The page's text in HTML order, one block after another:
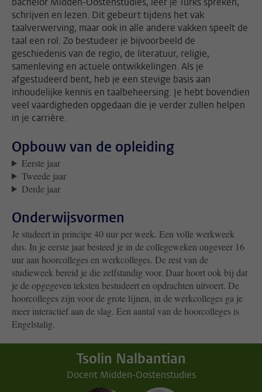
schrijven en lezen. Dit gebeurt tijdens het vak
taalverwerving, maar ook in alle andere vakken speelt de
taal een rol. Zo bestudeer je bijvoorbeeld de
geschiedenis van de regio, de literatuur, religie,
samenleving en actuele ontwikkelingen. Als je
afgestudeerd bent, heb je een stevige basis aan
inhoudelijke kennis en taalbeheersing. Je hebt bovendien
veel vaardigheden opgedaan die je verder zullen helpen
in je carrière.
Opbouw van de opleiding
Eerste jaar
Tweede jaar
Derde jaar
Onderwijsvormen
Je studeert in principe 40 uur per week. Een volle werkweek
dus. In je eerste jaar besteed je in de collegeweken ongeveer 16
uur aan hoorcolleges en werkcolleges. De rest van de
studieweek bereid je die zelfstandig voor. Daar hoort ook bij dat
je de opgegeven teksten bestudeert en opdrachten uitvoert. De
hoorcolleges zijn voor de grote lijnen, in de werkcolleges ga je
meer interactief aan de slag. Een aantal van de hoorcolleges is
Engelstalig.
Tsolin Nalbantian
Docent Midden-Oostenstudies